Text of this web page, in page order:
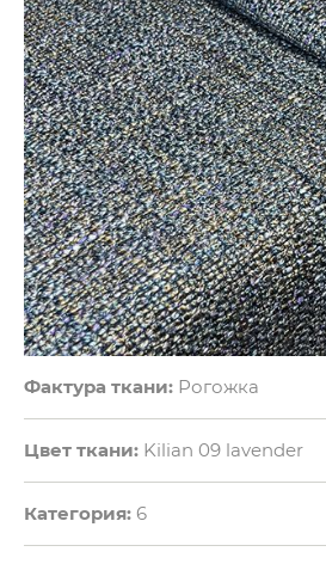
Фактура ткани: Рогожка
Цвет ткани: Kilian 09 lavender
Категория: 6